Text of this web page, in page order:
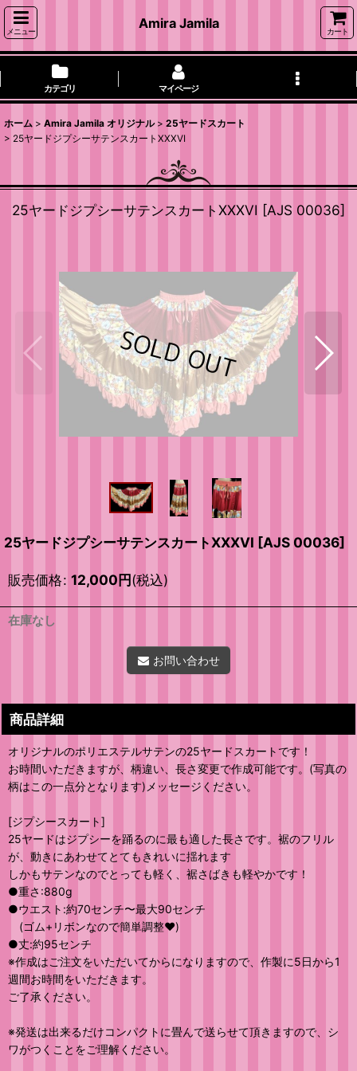
メニュー
Amira Jamila
カート
カテゴリ マイページ
ホーム > Amira Jamila オリジナル > 25ヤードスカート
> 25ヤードジプシーサテンスカートXXXVI
25ヤードジプシーサテンスカートXXXVI [AJS 00036]
25ヤードジプシーサテンスカートXXXVI [AJS 00036]
販売価格: 12,000円(税込)
在庫なし
お問い合わせ
商品詳細
オリジナルのポリエステルサテンの25ヤードスカートです！
お時間いただきますが、柄違い、長さ変更で作成可能です。(写真の
柄はこの一点分となります)メッセージください。
[ジプシースカート]
25ヤードはジプシーを踊るのに最も適した長さです。裾のフリル
が、動きにあわせてとてもきれいに揺れます
しかもサテンなのでとっても軽く、裾さばきも軽やかです！
●重さ:880g
●ウエスト:約70センチ〜最大90センチ
(ゴム+リボンなので簡単調整❤️)
●丈:約95センチ
※作成はご注文をいただいてからになりますので、作製に5日から1
週間お時間をいただきます。
ご了承ください。
※発送は出来るだけコンパクトに畳んで送らせて頂きますので、シ
ワがつくことをご理解ください。